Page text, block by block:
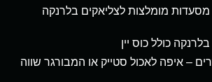
מסעדות מומלצות לצליאקים בלרנקה
כולל כוס יין
– איפה לאכול סטייק או המבורגר שווה